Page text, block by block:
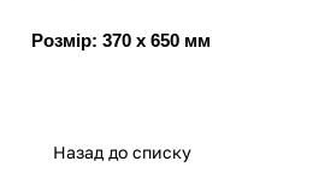
Розмір: 370 x 650 мм
Назад до списку